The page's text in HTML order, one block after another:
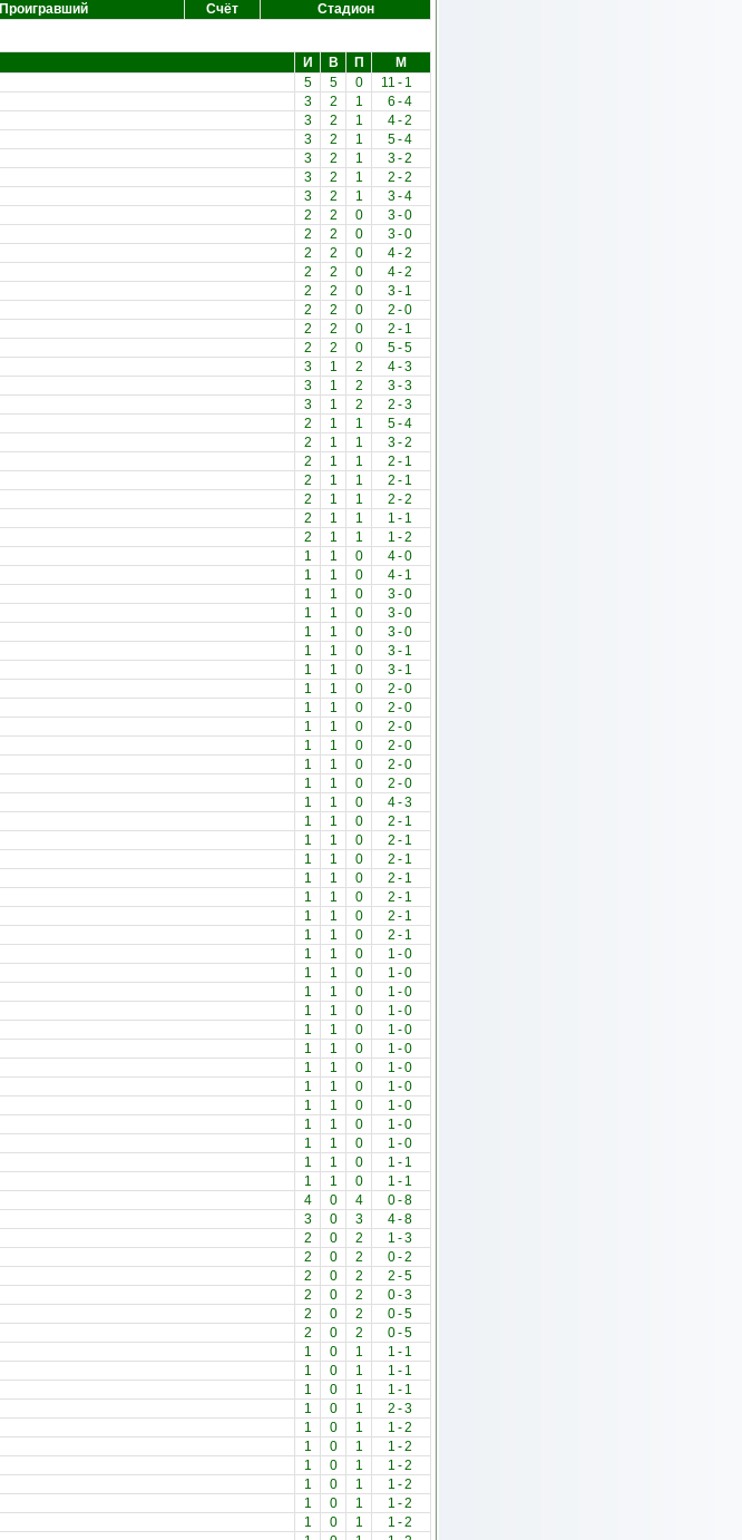
Проигравший Счёт Стадион
И В П
М
5 5 0 11 - 1
3 2 1 6 -4
3 2 1 4-2
3 2 1 5-4
3 2 1 3-2
3 2 1 2 -2
3 2 1 3-4
2 2 0 3-0
2 2 0 3-0
2 2 0 4-2
2 2 0 4-2
2 2 0 3- 1
2 2 0 2 -0
2 2 0 2 - 1
2 2 0 5-5
3 1 2 4-3
3 1 2 3-3
3 1 2 2 -3
2 1 1 5-4
2 1 1 3-2
2 1 1 2 - 1
2 1 1 2 - 1
2 1 1 2 -2
2 1 1 1 - 1
2 1 1 1 -2
1 1 0 4-0
1 1 0 4- 1
1 1 0 3-0
1 1 0 3-0
1 1 0 3-0
1 1 0 3- 1
1 1 0 3- 1
1 1 0 2 -0
1 1 0 2 -0
1 1 0 2 -0
1 1 0 2 -0
1 1 0 2 -0
1 1 0 2 -0
1 1 0 4-3
1 1 0 2 - 1
1 1 0 2 - 1
1 1 0 2 - 1
1 1 0 2 - 1
1 1 0 2 - 1
1 1 0 2 - 1
1 1 0 2 - 1
1 1 0 1 -0
1 1 0 1 -0
1 1 0 1 -0
1 1 0 1 -0
1 1 0 1 -0
1 1 0 1 -0
1 1 0 1 -0
1 1 0 1 -0
1 1 0 1 -0
1 1 0 1 -0
1 1 0 1 -0
1 1 0 1 - 1
1 1 0 1 - 1
4 0 4 0-8
3 0 3 4-8
2 0 2 1 -3
2 0 2 0-2
2 0 2 2 -5
2 0 2 0-3
2 0 2 0-5
2 0 2 0-5
1 0 1 1 - 1
1 0 1 1 - 1
1 0 1 1 - 1
1 0 1 2 -3
1 0 1 1 -2
1 0 1 1 -2
1 0 1 1 -2
1 0 1 1 -2
1 0 1 1 -2
1 0 1 1 -2